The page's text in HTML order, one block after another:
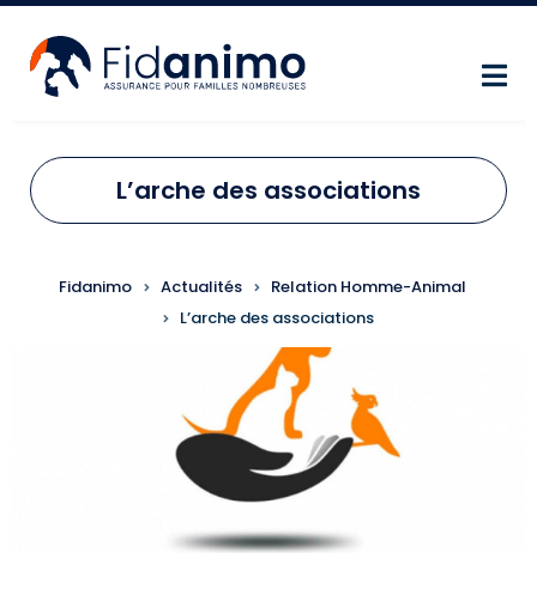
Aller au contenu principal
L’arche des associations
FIL D'ARIANE
Fidanimo Actualités
Relation Homme-Animal
L’arche des associations